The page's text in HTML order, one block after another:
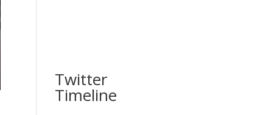
Twitter
Timeline